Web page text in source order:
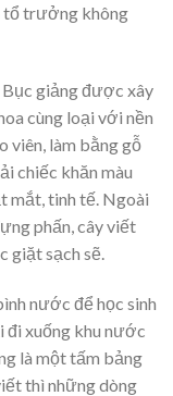
tổ trưởng không
giảng được xây
cùng loại với nền
viên, làm bằng gỗ
chiếc khăn màu
mắt, tinh tế. Ngoài
phấn, cây viết
giặt sạch sẽ.
nước để học sinh
đi xuống khu nước
là một tấm bảng
thì những dòng